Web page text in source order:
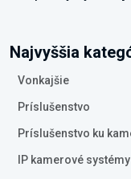
Najvyššia
Vonkajšie
Príslušenstvo
Príslušenstvo ku
IP kamerové